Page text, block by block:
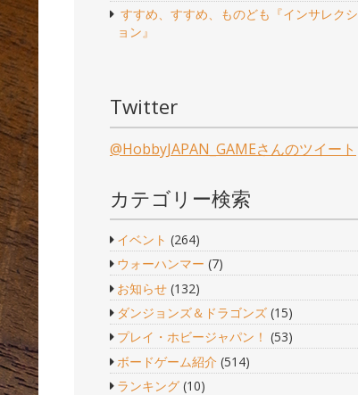
すすめ、すすめ、ものども『インサレクシ
ョン』
Twitter
@HobbyJAPAN_GAMEさんのツイート
カテゴリー検索
イベント (264)
ウォーハンマー (7)
お知らせ(132)
ダンジョンズ＆ドラゴンズ(15)
プレイ・ホビージャパン！ (53)
ボードゲーム紹介 (514)
ランキング(10)